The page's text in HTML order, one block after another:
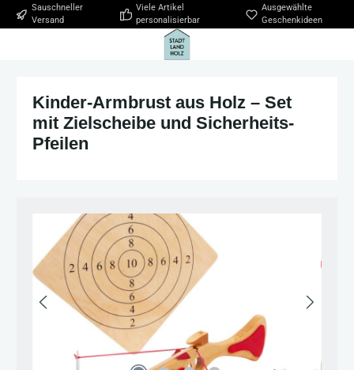
Zum Hauptinhalt springen
Sauschneller
Versand
Viele Artikel
personalisierbar
Ausgewählte
Geschenkideen
Kinder-Armbrust aus Holz – Set
mit Zielscheibe und Sicherheits-
Pfeilen
Bildergalerie überspringen